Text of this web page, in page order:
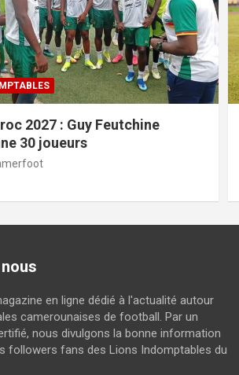
2027 : Guy Feutchine
30 joueurs
en ligne dédié à l'actualité autour
camerounaises de football. Par un
nous divulgons la bonne information
followers fans des Lions Indomptables du